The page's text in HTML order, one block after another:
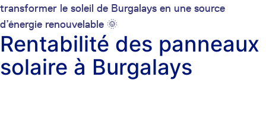
transformer le soleil de Burgalays en une source
d’énergie renouvelable 🌞
Rentabilité des panneaux
solaire à Burgalays